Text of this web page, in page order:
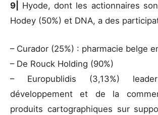
9|
Hyode, dont les actionnaires
Hodey (50%) et DNA, a des
– Curador (25%) : pharmacie belge
– De Rouck Holding (90%)
– Europublidis (3,13%)
développement et de la
produits cartographiques sur